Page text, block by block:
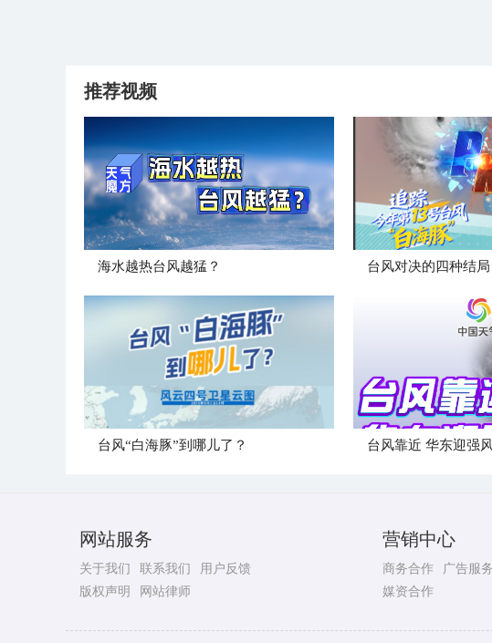
推荐视频
海水越热台风越猛？ 台风对决的四种结局
台风“白海豚”到哪儿了？ 台风靠近 华东迎强
网站服务
关于我们 联系我们
用户反馈
版权声明
网站律师
营销中心
商务合作
广告服务
媒资合作